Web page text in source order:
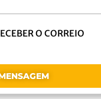
O CORREIO